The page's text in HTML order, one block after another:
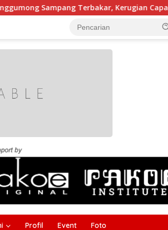
Terbakar, Kerugian Capai Rp55 Juta
Profil Event Foto